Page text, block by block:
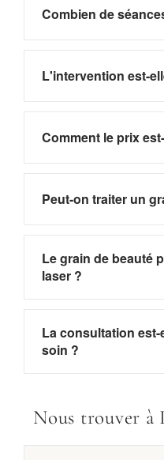
Combien de
L'intervention est-
Comment le prix
Peut-on traiter un
Le grain de beauté
laser ?
La consultation
soin ?
Nous trouver à